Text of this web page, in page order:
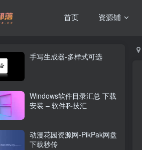
首页 资源铺
手写生成器-多样式可选
Windows软件目录汇总 下载
安装 – 软件科技汇
动漫花园资源网-PikPak网盘
下载秒传